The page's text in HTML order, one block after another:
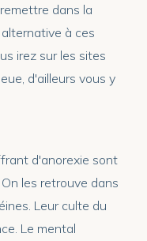
dans la
à ces
irez sur les sites
d'ailleurs vous y
d'anorexie sont
les retrouve dans
Leur culte du
Le mental